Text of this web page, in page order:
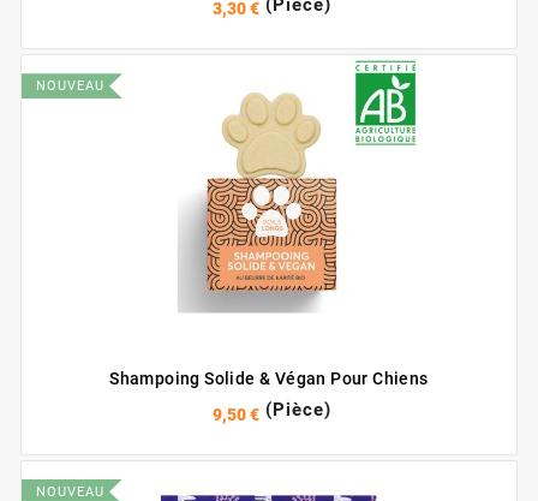
3,30 € (Pièce)
NOUVEAU
Shampoing Solide & Végan Pour Chiens
9,50 € (Pièce)
NOUVEAU